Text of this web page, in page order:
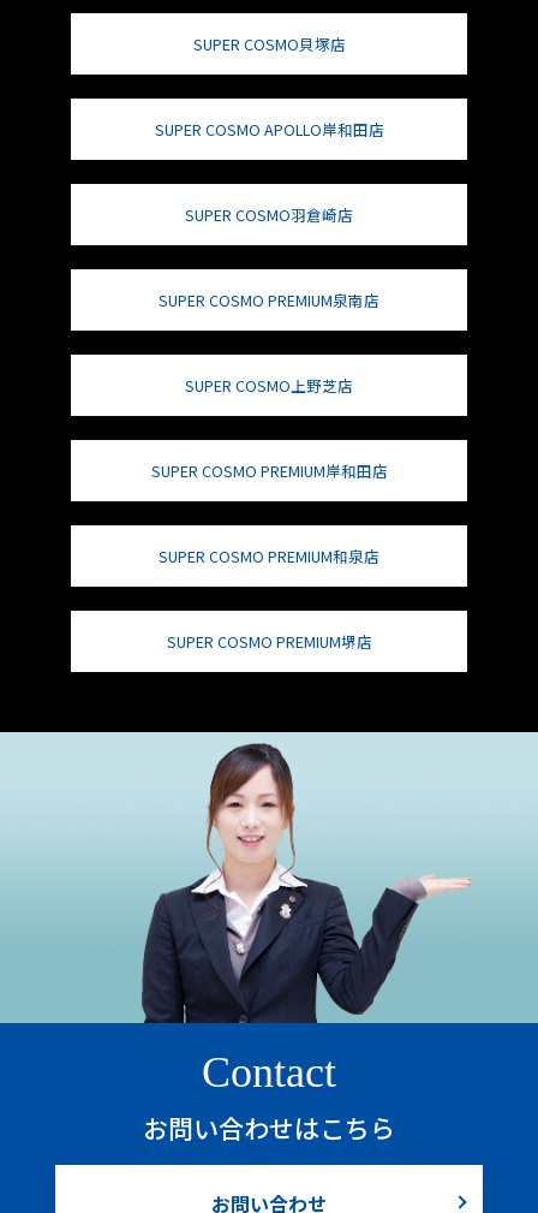
SUPER COSMO貝塚店
SUPER COSMO APOLLO岸和田店
SUPER COSMO羽倉崎店
SUPER COSMO PREMIUM泉南店
SUPER COSMO上野芝店
SUPER COSMO PREMIUM岸和田店
SUPER COSMO PREMIUM和泉店
SUPER COSMO PREMIUM堺店
Contact
お問い合わせはこちら
お問い合わせ